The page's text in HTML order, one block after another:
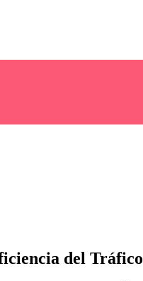
del Tráfico